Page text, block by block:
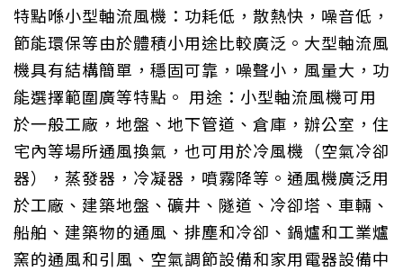
特點喺小型軸流風機：功耗低，散熱快，噪音低，
節能環保等由於體積小用途比較廣泛。大型軸流風
機具有結構簡單，穩固可靠，噪聲小，風量大，功
能選擇範圍廣等特點。 用途：小型軸流風機可用
於一般工廠，地盤、地下管道、倉庫，辦公室，住
宅內等場所通風換氣，也可用於冷風機（空氣冷卻
器），蒸發器，冷凝器，噴霧降等。通風機廣泛用
於工廠、建築地盤、礦井、隧道、冷卻塔、車輛、
船舶、建築物的通風、排塵和冷卻、鍋爐和工業爐
窯的通風和引風、空氣調節設備和家用電器設備中